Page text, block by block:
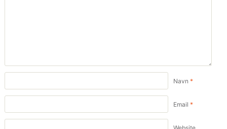
Navn *
Email *